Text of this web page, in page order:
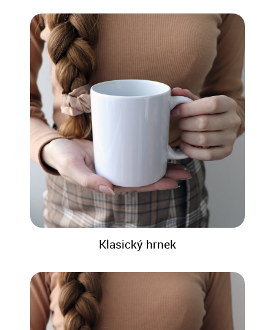
Klasický hrnek